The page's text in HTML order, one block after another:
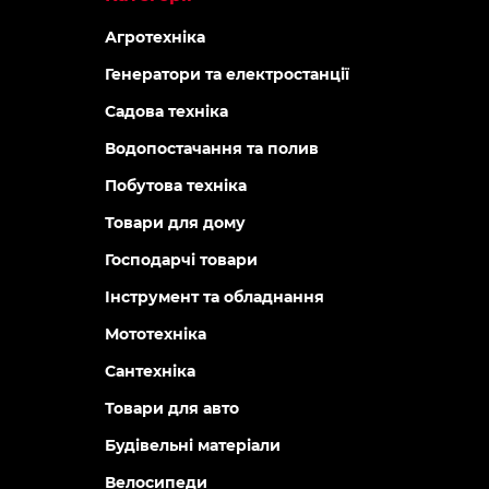
Агротехніка
Генератори та електростанції
Садова техніка
Водопостачання та полив
Побутова техніка
Товари для дому
Господарчі товари
Інструмент та обладнання
Мототехніка
Сантехніка
Товари для авто
Будівельні матеріали
Велосипеди